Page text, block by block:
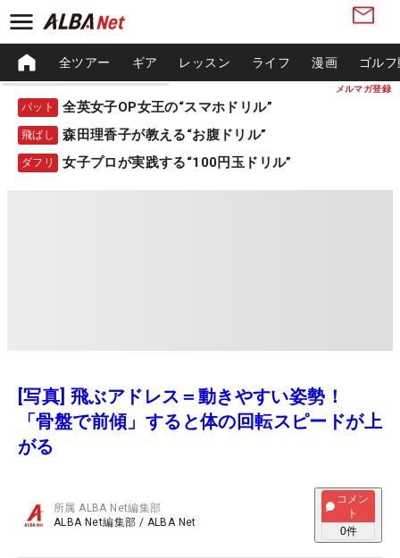
メルマガ登録
全ツアー ギア レッスン ライフ 漫画 ゴル
パット 全英女子OP女王の“スマホドリル”
飛ばし 森田理香子が教える“お腹ドリル”
ダフリ 女子プロが実践する“100円玉ドリル”
[写真] 飛ぶアドレス＝動きやすい姿勢！
「骨盤で前傾」すると体の回転スピードが上
がる
所属ALBA Net編集部
ALBA Net編集部 / ALBA Net
コメン
ト
0件